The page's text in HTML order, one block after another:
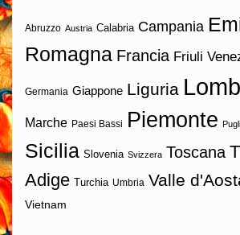
Abruzzo Austria Calabria Campania
Romagna Francia Friuli
Germania Giappone Liguria
Marche Paesi Bassi Piemonte
Sicilia Slovenia Svizzera Toscana
Adige Turchia Umbria Valle
Vietnam